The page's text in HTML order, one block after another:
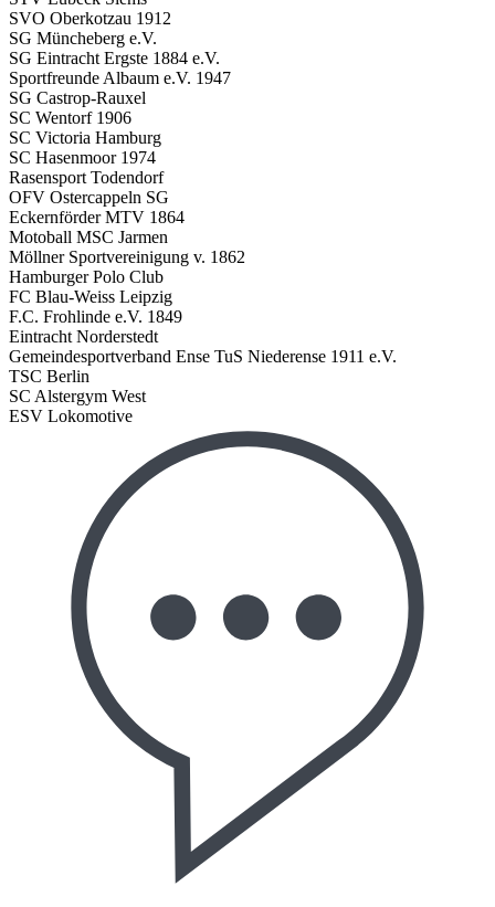
SVO Oberkotzau 1912
SG Müncheberg e.V.
SG Eintracht Ergste 1884 e.V.
Sportfreunde Albaum e.V. 1947
SG Castrop-Rauxel
SC Wentorf 1906
SC Victoria Hamburg
SC Hasenmoor 1974
Rasensport Todendorf
OFV Ostercappeln SG
Eckernförder MTV 1864
Motoball MSC Jarmen
Möllner Sportvereinigung v. 1862
Hamburger Polo Club
FC Blau-Weiss Leipzig
F.C. Frohlinde e.V. 1849
Eintracht Norderstedt
Gemeindesportverband Ense TuS Niederense 1911 e.V.
TSC Berlin
SC Alstergym West
ESV Lokomotive